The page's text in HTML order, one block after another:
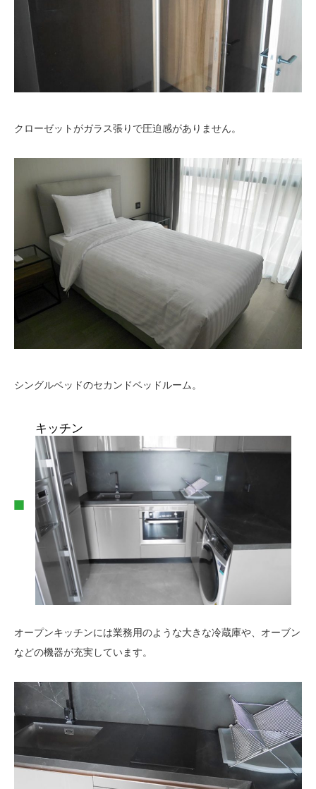
クローゼットがガラス張りで圧迫感がありません。
シングルベッドのセカンドベッドルーム。
キッチン
オープンキッチンには業務用のような大きな冷蔵庫や、オーブン
などの機器が充実しています。